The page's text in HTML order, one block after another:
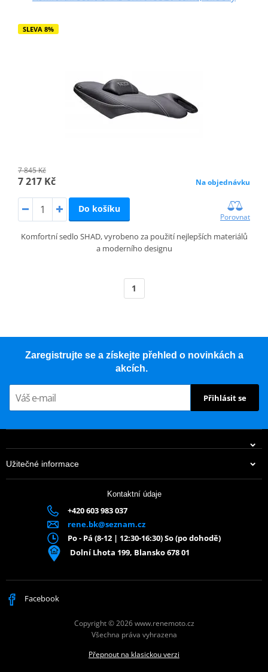
SLEVA 8%
7 845 Kč
7 217 Kč Na objednávku
Do košíku
Porovnat
Komfortní sedlo SHAD, vyrobeno za použití nejlepších materiálů
a moderního designu
1
Zaregistrujte se a získejte přehled o novinkách a
akcích.
Přihlásit se
Užitečné informace
Kontaktní údaje
+420 603 983 037
rene.bk@seznam.cz
Po - Pá (8-12 | 12:30-16:30) So (po dohodě)
Dolní Lhota 199, Blansko 678 01
Facebook
Copyright © 2026 www.renemoto.cz
Všechna práva vyhrazena
Přepnout na klasickou verzi